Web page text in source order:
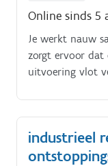
Online sinds 5
Je werkt nauw
zorgt ervoor dat
uitvoering vlot
volgt deze
industrieel